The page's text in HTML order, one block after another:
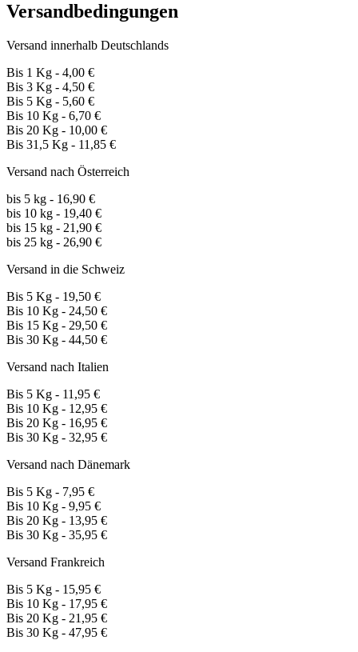
Versandbedingungen
Versand innerhalb Deutschlands
Bis 1 Kg - 4,00 €
Bis 3 Kg - 4,50 €
Bis 5 Kg - 5,60 €
Bis 10 Kg - 6,70 €
Bis 20 Kg - 10,00 €
Bis 31,5 Kg - 11,85 €
Versand nach Österreich
bis 5 kg - 16,90 €
bis 10 kg - 19,40 €
bis 15 kg - 21,90 €
bis 25 kg - 26,90 €
Versand in die Schweiz
Bis 5 Kg - 19,50 €
Bis 10 Kg - 24,50 €
Bis 15 Kg - 29,50 €
Bis 30 Kg - 44,50 €
Versand nach Italien
Bis 5 Kg - 11,95 €
Bis 10 Kg - 12,95 €
Bis 20 Kg - 16,95 €
Bis 30 Kg - 32,95 €
Versand nach Dänemark
Bis 5 Kg - 7,95 €
Bis 10 Kg - 9,95 €
Bis 20 Kg - 13,95 €
Bis 30 Kg - 35,95 €
Versand Frankreich
Bis 5 Kg - 15,95 €
Bis 10 Kg - 17,95 €
Bis 20 Kg - 21,95 €
Bis 30 Kg - 47,95 €